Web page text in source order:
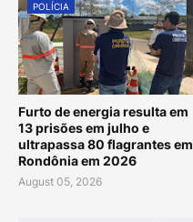
POLÍCIA
Furto de energia resulta em
13 prisões em julho e
ultrapassa 80 flagrantes em
Rondônia em 2026
August 05, 2026